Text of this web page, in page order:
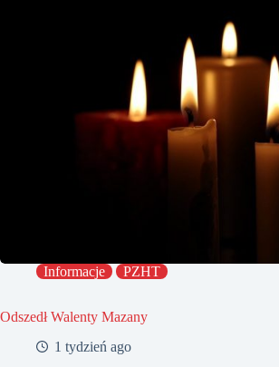
Informacje PZHT
Odszedł Walenty Mazany
1 tydzień ago